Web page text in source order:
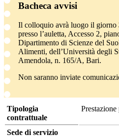
Bacheca avvisi
Il colloquio avrà luogo il giorno
presso l’auletta, Accesso 2,
Dipartimento di Scienze del
Alimenti, dell’Università degli
Amendola, n. 165/A, Bari.
Non saranno inviate
Tipologia
contrattuale
Sede di servizio